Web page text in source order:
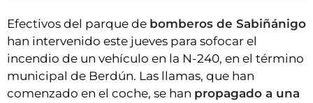
CLUB DEL AMIGO MILITANTE
INICIAR SESIÓN
Efectivos del parque de bomberos de Sabiñánigo
han intervenido este jueves para sofocar el
incendio de un vehículo en la N-240, en el término
municipal de Berdún. Las llamas, que han
comenzado en el coche, se han propagado a una